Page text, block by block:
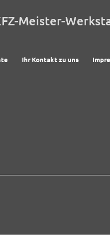
Meister-
Ihr Kontakt zu uns